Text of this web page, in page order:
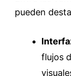
pueden
flujos